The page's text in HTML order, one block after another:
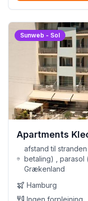
Sunweb - Sol
Apartments
afstand til
betaling) , parasol
Grækenland
Hamburg
Ingen forplejning